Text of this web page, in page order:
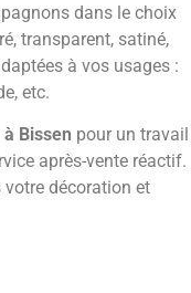
dans le choix
transparent, satiné,
à vos usages :
etc.
Bissen pour un travail
après-vente réactif.
décoration et